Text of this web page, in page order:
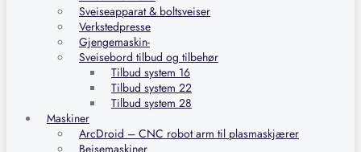
Sveiseapparat & boltsveiser
Verkstedpresse
Gjengemaskin-
Sveisebord tilbud og tilbehør
Tilbud system 16
Tilbud system 22
Tilbud system 28
Maskiner
ArcDroid – CNC robot arm til plasmaskjærer
Beisemaskiner